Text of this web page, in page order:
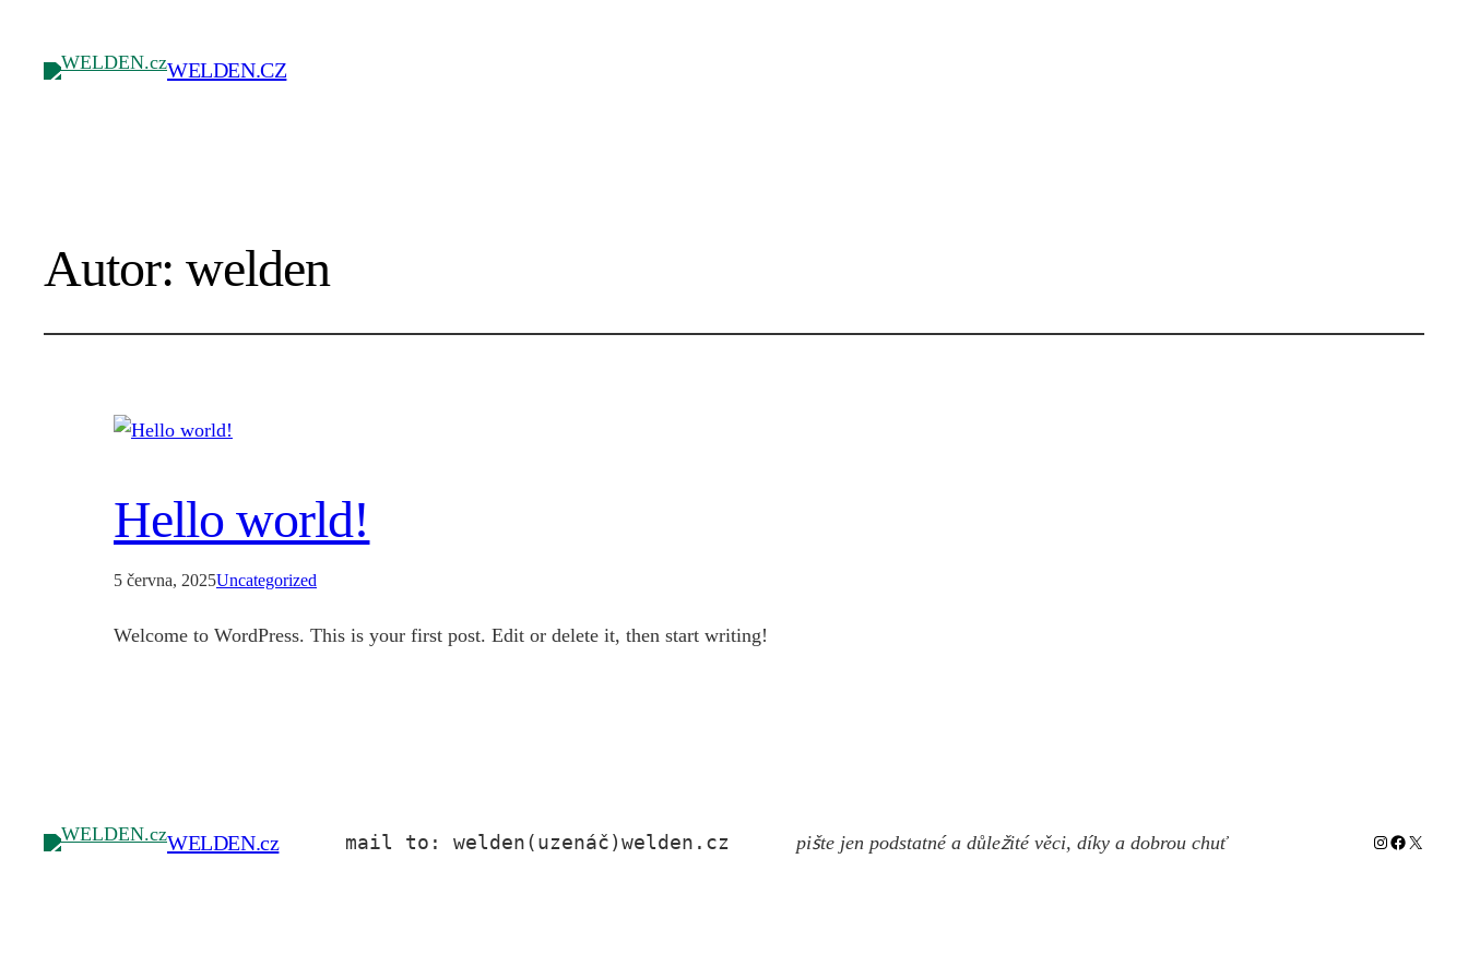
WELDEN.CZ
Autor:welden
Hello world!
5 června, 2025Uncategorized
Welcome to WordPress. This is your first post. Edit or delete it, then start writing!
WELDEN.cz mail to: welden(uzenáč)welden.cz pište jen podstatné a důležité věci, díky a dobrou chuť Instagram
Facebook
X